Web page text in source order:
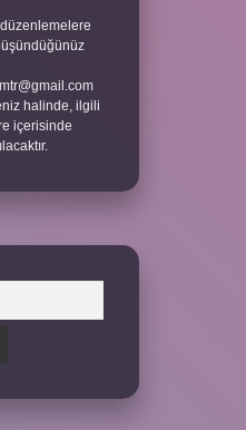
halinde, ilgili
içerisinde